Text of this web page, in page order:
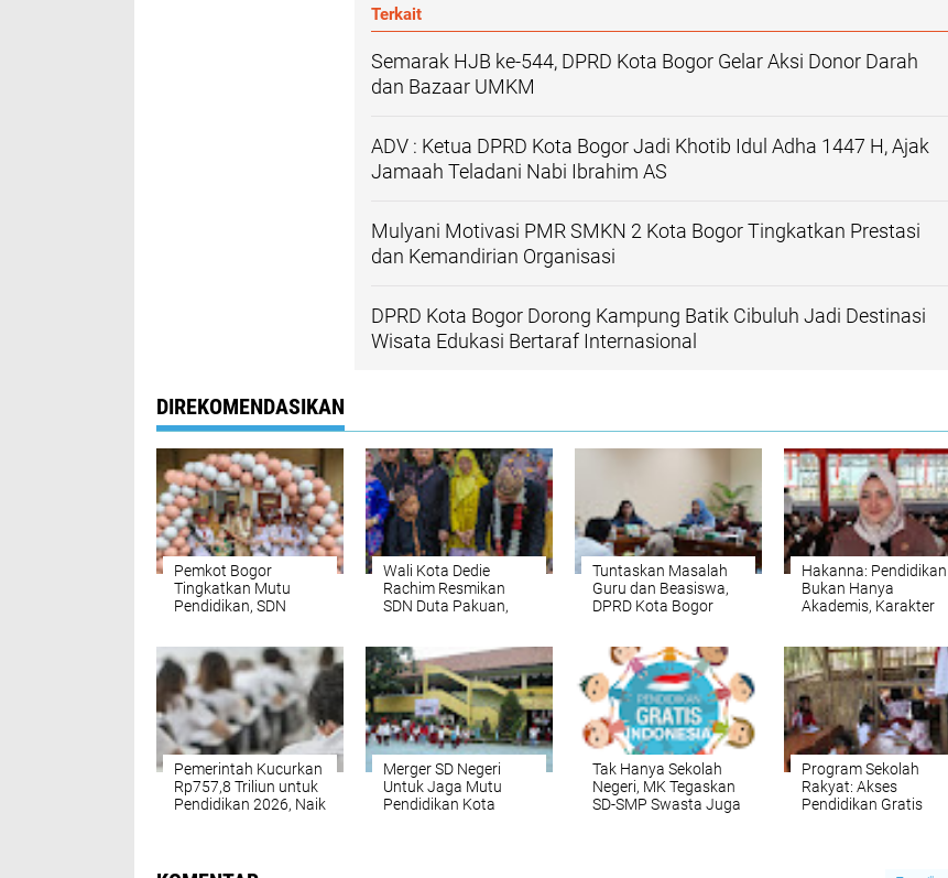
Terkait
Semarak HJB ke-544, DPRD Kota Bogor Gelar Aksi Donor Darah
dan Bazaar UMKM
ADV : Ketua DPRD Kota Bogor Jadi Khotib Idul Adha 1447 H, Ajak
Jamaah Teladani Nabi Ibrahim AS
Mulyani Motivasi PMR SMKN 2 Kota Bogor Tingkatkan Prestasi
dan Kemandirian Organisasi
DPRD Kota Bogor Dorong Kampung Batik Cibuluh Jadi Destinasi
Wisata Edukasi Bertaraf Internasional
DIREKOMENDASIKAN
Pemkot Bogor
Tingkatkan Mutu
Pendidikan, SDN
Wali Kota Dedie
Rachim Resmikan
SDN Duta Pakuan,
Kota Bogor
Tuntaskan Masalah
Guru dan Beasiswa,
DPRD Kota Bogor
Hakanna: Pendidikan
Bukan Hanya
Akademis, Karakter
Pemerintah Kucurkan
Rp757,8 Triliun untuk
Pendidikan 2026, Naik
Merger SD Negeri
Untuk Jaga Mutu
Pendidikan Kota
Tak Hanya Sekolah
Negeri, MK Tegaskan
SD-SMP Swasta Juga
Program Sekolah
Rakyat: Akses
Pendidikan Gratis